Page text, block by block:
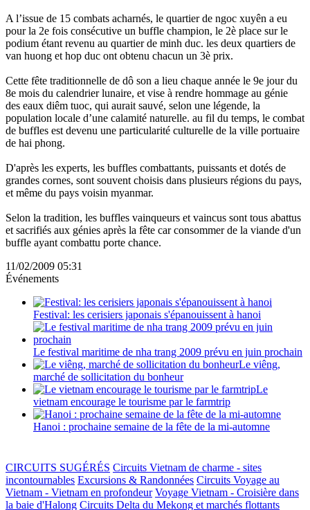
A l’issue de 15 combats acharnés, le quartier de ngoc xuyên a eu
pour la 2e fois consécutive un buffle champion, le 2è place sur le
podium étant revenu au quartier de minh duc. les deux quartiers de
van huong et hop duc ont obtenu chacun un 3è prix.
Cette fête traditionnelle de dô son a lieu chaque année le 9e jour du
8e mois du calendrier lunaire, et vise à rendre hommage au génie
des eaux diêm tuoc, qui aurait sauvé, selon une légende, la
population locale d’une calamité naturelle. au fil du temps, le combat
de buffles est devenu une particularité culturelle de la ville portuaire
de hai phong.
D'après les experts, les buffles combattants, puissants et dotés de
grandes cornes, sont souvent choisis dans plusieurs régions du pays,
et même du pays voisin myanmar.
Selon la tradition, les buffles vainqueurs et vaincus sont tous abattus
et sacrifiés aux génies après la fête car consommer de la viande d'un
buffle ayant combattu porte chance.
11/02/2009 05:31
Événements
Festival: les cerisiers japonais s'épanouissent à hanoi
Le festival maritime de nha trang 2009 prévu en juin prochain
Le viêng,
marché de sollicitation du bonheur
Le
vietnam encourage le tourisme par le farmtrip
Hanoi : prochaine semaine de la fête de la mi-automne
CIRCUITS SUGÉRÉS Circuits Vietnam de charme - sites
incontournables Excursions & Randonnées Circuits Voyage au
Vietnam - Vietnam en profondeur Voyage Vietnam - Croisière dans
la baie d'Halong Circuits Delta du Mekong et marchés flottants